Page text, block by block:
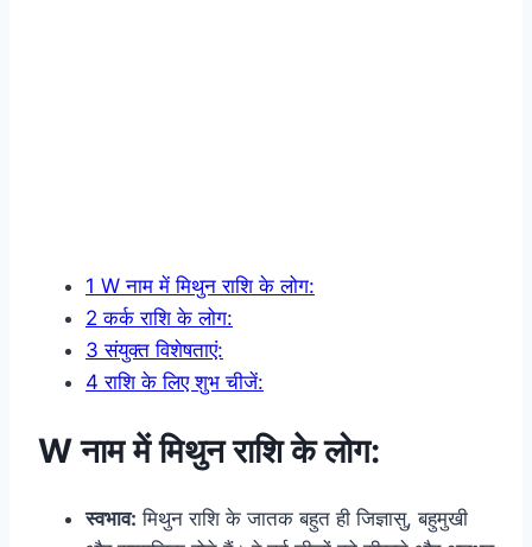
1 W नाम में मिथुन राशि के लोग:
2 कर्क राशि के लोग:
3 संयुक्त विशेषताएं:
4 राशि के लिए शुभ चीजें:
W नाम मेंमिथुन राशि के लोग:
स्वभाव: मिथुन राशि के जातक बहुत ही जिज्ञासु, बहुमुखी